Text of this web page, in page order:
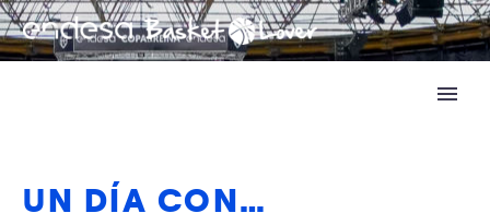
UN DÍA CON…